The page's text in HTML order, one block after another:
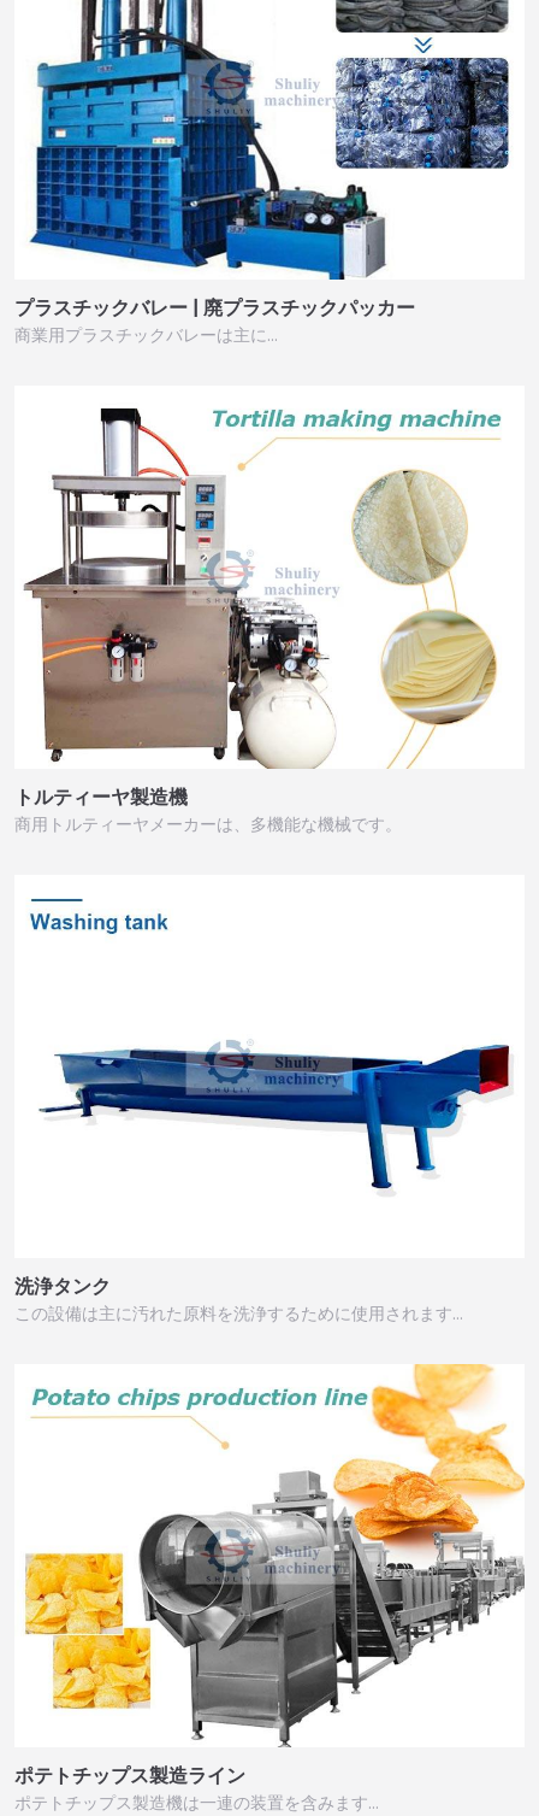
プラスチックバレー | 廃プラスチックパッカー
商業用プラスチックバレーは主に…
トルティーヤ製造機
商用トルティーヤメーカーは、多機能な機械です。
洗浄タンク
この設備は主に汚れた原料を洗浄するために使用されます…
ポテトチップス製造ライン
ポテトチップス製造機は一連の装置を含みます…